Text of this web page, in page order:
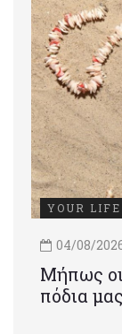
YOUR LIFE
04/08/
Μήπως
πόδια